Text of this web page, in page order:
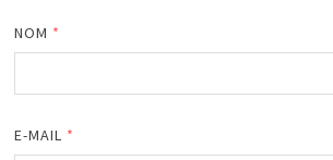
NOM *
E-MAIL *